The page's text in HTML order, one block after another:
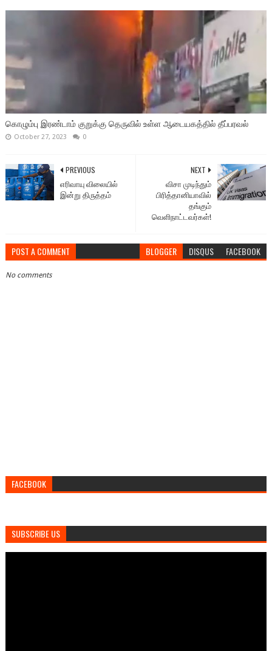
கொழும்பு இரண்டாம் குறுக்கு தெருவில் உள்ள ஆடையகத்தில் தீப்பரவல்
October 27, 2023 0
NEXT
விசா முடிந்தும்
பிரித்தானியாவில்
தங்கும்
வெளிநாட்டவர்கள்!
PREVIOUS
எரிவாயு விலையில்
இன்று திருத்தம்
POST A COMMENT BLOGGER DISQUS FACEBOOK
No comments
FACEBOOK
SUBSCRIBE US